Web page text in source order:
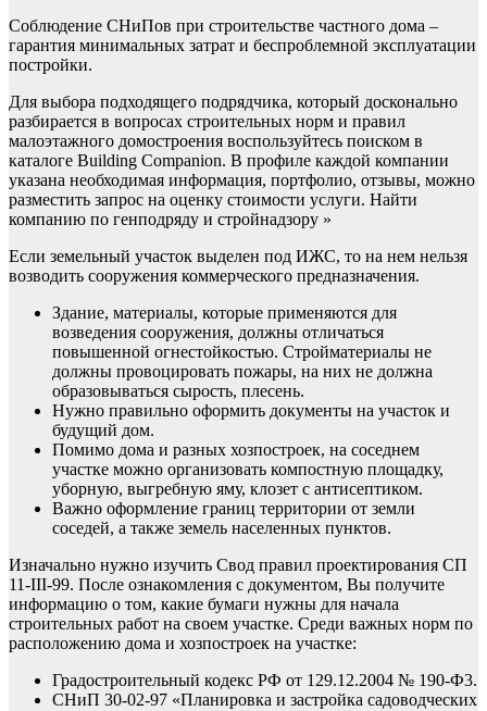
Соблюдение СНиПов при строительстве частного дома –
гарантия минимальных затрат и беспроблемной эксплуатации
постройки.
Для выбора подходящего подрядчика, который досконально
разбирается в вопросах строительных норм и правил
малоэтажного домостроения воспользуйтесь поиском в
каталоге Building Companion. В профиле каждой компании
указана необходимая информация, портфолио, отзывы, можно
разместить запрос на оценку стоимости услуги. Найти
компанию по генподряду и стройнадзору »
Если земельный участок выделен под ИЖС, то на нем нельзя
возводить сооружения коммерческого предназначения.
Здание, материалы, которые применяются для
возведения сооружения, должны отличаться
повышенной огнестойкостью. Стройматериалы не
должны провоцировать пожары, на них не должна
образовываться сырость, плесень.
Нужно правильно оформить документы на участок и
будущий дом.
Помимо дома и разных хозпостроек, на соседнем
участке можно организовать компостную площадку,
уборную, выгребную яму, клозет с антисептиком.
Важно оформление границ территории от земли
соседей, а также земель населенных пунктов.
Изначально нужно изучить Свод правил проектирования СП
11-III-99. После ознакомления с документом, Вы получите
информацию о том, какие бумаги нужны для начала
строительных работ на своем участке. Среди важных норм по
расположению дома и хозпостроек на участке:
Градостроительный кодекс РФ от 129.12.2004 № 190-Ф3.
СНиП 30-02-97 «Планировка и застройка садоводческих